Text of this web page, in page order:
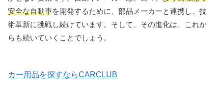
安全な自動車を開発するために、部品メーカーと連携し、技
術革新に挑戦し続けています。そして、その進化は、これか
らも続いていくことでしょう。
カー用品を探すならCARCLUB